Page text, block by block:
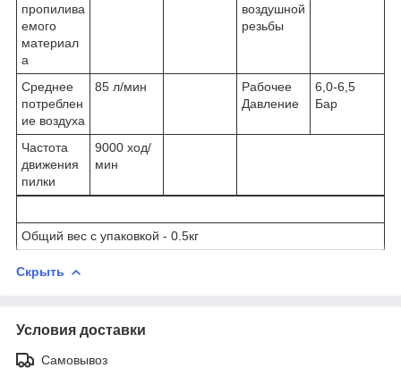
пропилива
емого
материал
а
воздушной
резьбы
Среднее
потреблен
ие воздуха
85 л/мин
Рабочее
Давление
6,0-6,5
Бар
Частота
движения
пилки
9000 ход/
мин
Общий вес с упаковкой - 0.5кг
Скрыть
Условия доставки
Самовывоз